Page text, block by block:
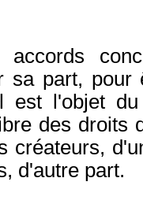
sa part,
est l'objet
des droits
créateurs,
d'autre part.